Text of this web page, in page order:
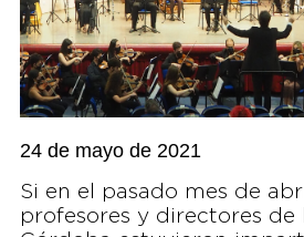
24 de mayo de 2021
Si en el pasado mes de
profesores y directores de